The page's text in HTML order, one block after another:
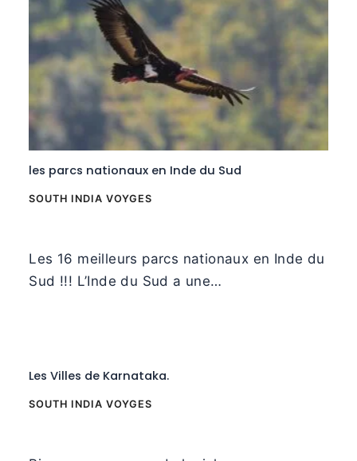
les parcs nationaux en Inde du Sud
SOUTH INDIA VOYGES
Les 16 meilleurs parcs nationaux en Inde du
Sud !!! L’Inde du Sud a une…
Les Villes de Karnataka.
SOUTH INDIA VOYGES